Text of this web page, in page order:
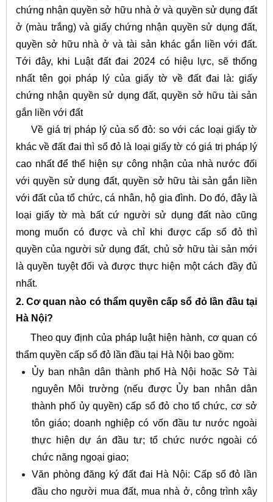
chứng nhận quyền sở hữu nhà ở và quyền sử dụng đất
ở (màu trắng) và giấy chứng nhận quyền sử dụng đất,
quyền sở hữu nhà ở và tài sản khác gắn liền với đất.
Tới đây, khi Luật đất đai 2024 có hiệu lực, sẽ thống
nhất tên gọi pháp lý của giấy tờ về đất đai là: giấy
chứng nhận quyền sử dụng đất, quyền sở hữu tài sản
gắn liền với đất
Về giá trị pháp lý của sổ đỏ: so với các loại giấy tờ
khác về đất đai thì sổ đỏ là loại giấy tờ có giá trị pháp lý
cao nhất để thể hiện sự công nhận của nhà nước đối
với quyền sử dụng đất, quyền sở hữu tài sản gắn liền
với đất của tổ chức, cá nhân, hộ gia đình. Do đó, đây là
loại giấy tờ mà bất cứ người sử dụng đất nào cũng
mong muốn có được và chỉ khi được cấp sổ đỏ thì
quyền của người sử dụng đất, chủ sở hữu tài sản mới
là quyền tuyệt đối và được thực hiện một cách đầy đủ
nhất.
2. Cơ quan nào có thẩm quyền cấp sổ đỏ lần đầu tại
Hà Nội?
Theo quy định của pháp luật hiện hành, cơ quan có
thẩm quyền cấp sổ đỏ lần đầu tại Hà Nội bao gồm:
Ủy ban nhân dân thành phố Hà Nội hoặc Sở Tài
nguyên Môi trường (nếu được Ủy ban nhân dân
thành phố ủy quyền) cấp sổ đỏ cho tổ chức, cơ sở
tôn giáo; doanh nghiệp có vốn đầu tư nước ngoài
thực hiện dự án đầu tư; tổ chức nước ngoài có
chức năng ngoại giao;
Văn phòng đăng ký đất đai Hà Nội: Cấp sổ đỏ lần
đầu cho người mua đất, mua nhà ở, công trình xây